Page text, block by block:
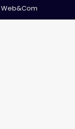
Web&Com